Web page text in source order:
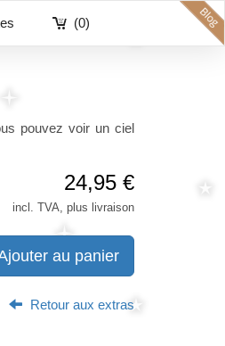
(0)
pouvez voir un ciel
24,95 €
incl. TVA, plus livraison
au panier
Retour aux extras